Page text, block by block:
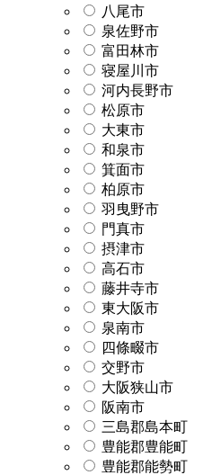
八尾市
泉佐野市
富田林市
寝屋川市
河内長野市
松原市
大東市
和泉市
箕面市
柏原市
羽曳野市
門真市
摂津市
高石市
藤井寺市
東大阪市
泉南市
四條畷市
交野市
大阪狭山市
阪南市
三島郡島本町
豊能郡豊能町
豊能郡能勢町